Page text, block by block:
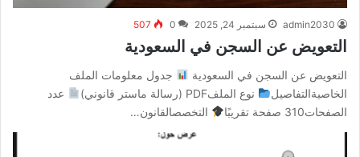
admin2030 سبتمبر 24, 2025 0
507
التعويض عن السجن في السعودية
التعويض عن السجن في السعودية
جدول معلومات الملف
الخاصيةالتفاصيل
نوع الملفPDF (رسالة ماستر قانوني)
عدد
الصفحات310 صفحة تقريبًا
التخصصالقانون…